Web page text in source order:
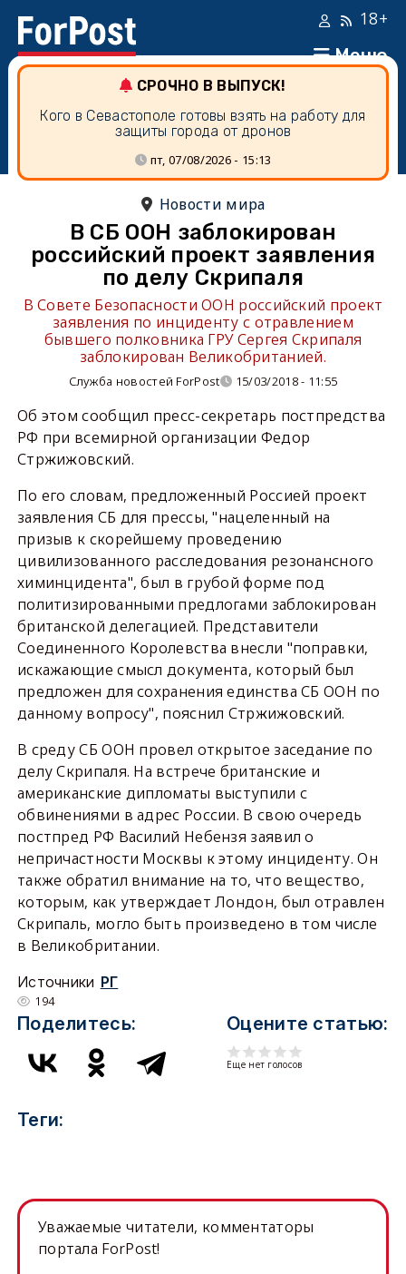
Меню
18+
СРОЧНО В ВЫПУСК!
Кого в Севастополе готовы взять на работу для
защиты города от дронов
пт, 07/08/2026 - 15:13
Новости мира
В СБ ООН заблокирован
российский проект заявления
по делу Скрипаля
В Совете Безопасности ООН российский проект
заявления по инциденту с отравлением
бывшего полковника ГРУ Сергея Скрипаля
заблокирован Великобританией.
Служба новостей ForPost 15/03/2018 - 11:55
Об этом сообщил пресс-секретарь постпредства
РФ при всемирной организации Федор
Стржижовский.
По его словам, предложенный Россией проект
заявления СБ для прессы, "нацеленный на
призыв к скорейшему проведению
цивилизованного расследования резонансного
химинцидента", был в грубой форме под
политизированными предлогами заблокирован
британской делегацией. Представители
Соединенного Королевства внесли "поправки,
искажающие смысл документа, который был
предложен для сохранения единства СБ ООН по
данному вопросу", пояснил Стржижовский.
В среду СБ ООН провел открытое заседание по
делу Скрипаля. На встрече британские и
американские дипломаты выступили с
обвинениями в адрес России. В свою очередь
постпред РФ Василий Небензя заявил о
непричастности Москвы к этому инциденту. Он
также обратил внимание на то, что вещество,
которым, как утверждает Лондон, был отравлен
Скрипаль, могло быть произведено в том числе
в Великобритании.
Источники РГ
194
Поделитесь: Оцените статью:
Еще нет голосов
Теги:
Уважаемые читатели, комментаторы
портала ForPost!